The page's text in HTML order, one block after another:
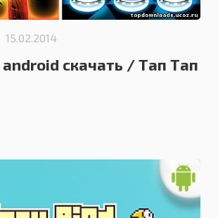
15.02.2014
android скачать / Тап Тап
0.0